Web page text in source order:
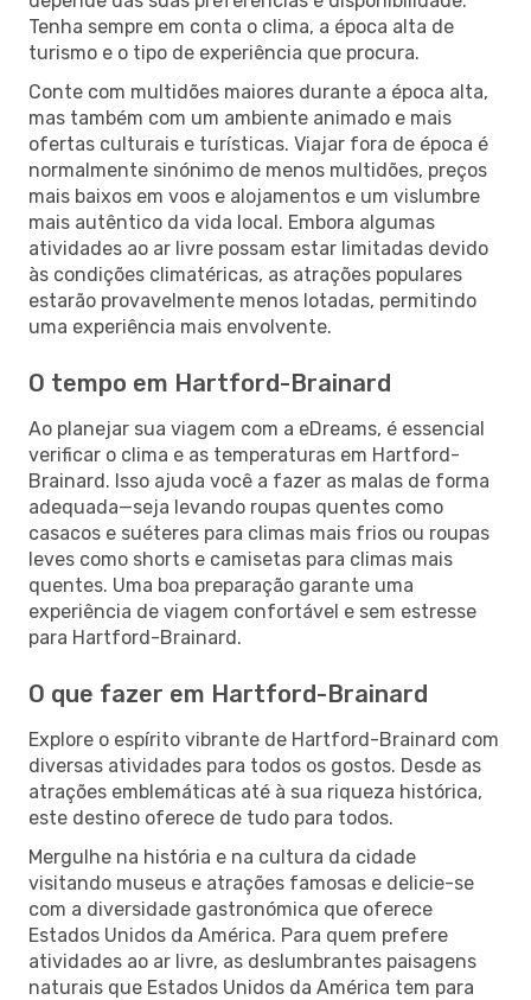
Tenha sempre em conta o clima, a época alta de
turismo e o tipo de experiência que procura.
Conte com multidões maiores durante a época alta,
mas também com um ambiente animado e mais
ofertas culturais e turísticas. Viajar fora de época é
normalmente sinónimo de menos multidões, preços
mais baixos em voos e alojamentos e um vislumbre
mais autêntico da vida local. Embora algumas
atividades ao ar livre possam estar limitadas devido
às condições climatéricas, as atrações populares
estarão provavelmente menos lotadas, permitindo
uma experiência mais envolvente.
O tempo em Hartford-Brainard
Ao planejar sua viagem com a eDreams, é essencial
verificar o clima e as temperaturas em Hartford-
Brainard. Isso ajuda você a fazer as malas de forma
adequada—seja levando roupas quentes como
casacos e suéteres para climas mais frios ou roupas
leves como shorts e camisetas para climas mais
quentes. Uma boa preparação garante uma
experiência de viagem confortável e sem estresse
para Hartford-Brainard.
O que fazer em Hartford-Brainard
Explore o espírito vibrante de Hartford-Brainard com
diversas atividades para todos os gostos. Desde as
atrações emblemáticas até à sua riqueza histórica,
este destino oferece de tudo para todos.
Mergulhe na história e na cultura da cidade
visitando museus e atrações famosas e delicie-se
com a diversidade gastronómica que oferece
Estados Unidos da América. Para quem prefere
atividades ao ar livre, as deslumbrantes paisagens
naturais que Estados Unidos da América tem para